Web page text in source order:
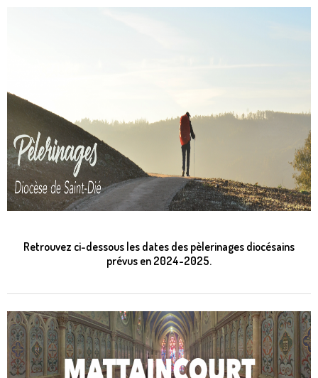
Retrouvez ci-dessous les dates des pèlerinages diocésains
prévus en 2024-2025.